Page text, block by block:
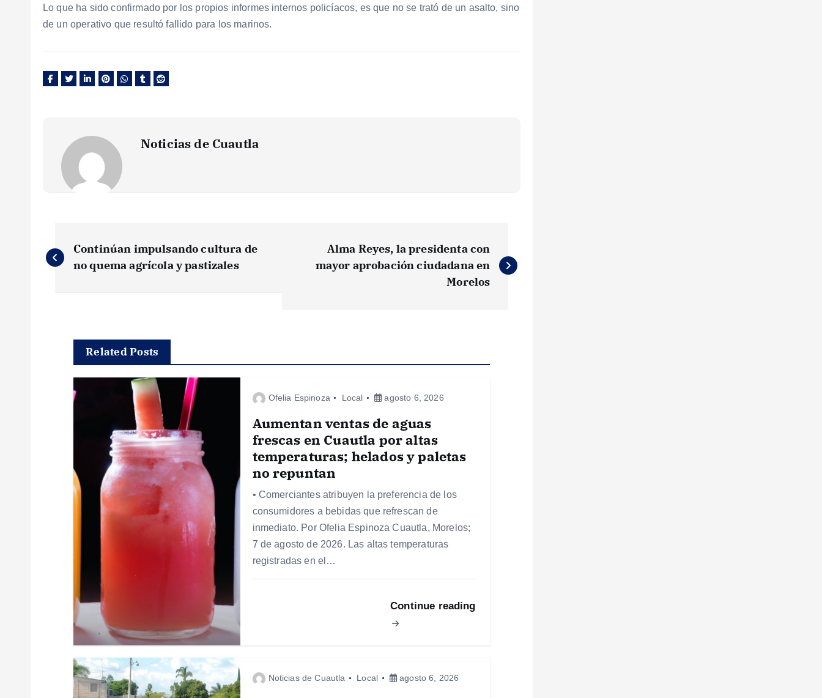
Lo que ha sido confirmado por los propios informes internos policíacos, es que no se trató de un asalto, sino
de un operativo que resultó fallido para los marinos.
Noticias de Cuautla
a
Continúan impulsando cultura de
no quema agrícola y pastizales
Alma Reyes, la presidenta con
mayor aprobación ciudadana en
Morelos
Related Posts
Ofelia Espinoza Local agosto 6, 2026
Aumentan ventas de aguas
frescas en Cuautla por altas
temperaturas; helados y paletas
no repuntan
• Comerciantes atribuyen la preferencia de los
consumidores a bebidas que refrescan de
inmediato. Por Ofelia Espinoza Cuautla, Morelos;
7 de agosto de 2026. Las altas temperaturas
registradas en el…
Continue reading
Noticias de Cuautla Local agosto 6, 2026